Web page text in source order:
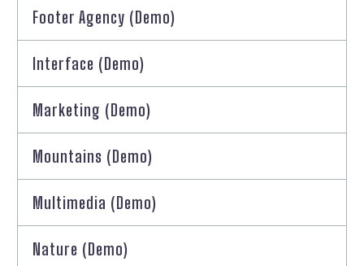
Footer Agency (Demo)
Interface (Demo)
Marketing (Demo)
Mountains (Demo)
Multimedia (Demo)
Nature (Demo)